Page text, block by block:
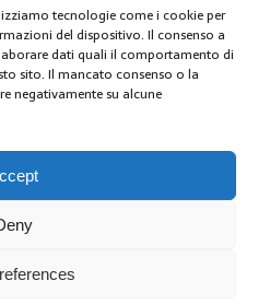
tecnologie come i cookie per
del dispositivo. Il consenso a
dati quali il comportamento di
sito. Il mancato consenso o la
negativamente su alcune
DEL PRINCIPE DI
ISRAELIANO